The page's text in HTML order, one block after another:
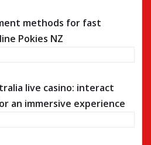
methods for fast
Pokies NZ
live casino: interact
an immersive experience